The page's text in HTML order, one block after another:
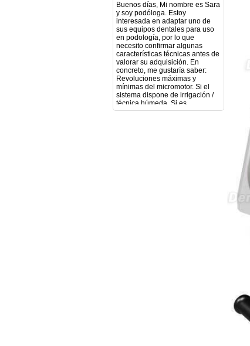
interesada en adaptar uno de
sus equipos dentales para uso
en podología, por lo que
necesito confirmar algunas
características técnicas antes de
valorar su adquisición. En
concreto, me gustaría saber:
Revoluciones máximas y
mínimas del micromotor. Si el
sistema dispone de irrigación /
técnica húmeda. Si es
compatible con mango recto
(pieza recta para fresas de
podología). Velocidad del